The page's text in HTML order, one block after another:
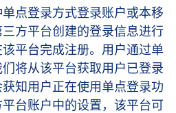
点登录方式登录账户或本移
方平台创建的登录信息进行
平台完成注册。用户通过单
将从该平台获取用户已登录
知用户正在使用单点登录功
台账户中的设置，该平台可